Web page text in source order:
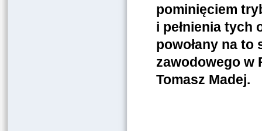
pominięciem
i pełnienia tych
powołany na to
zawodowego w
Tomasz Madej.